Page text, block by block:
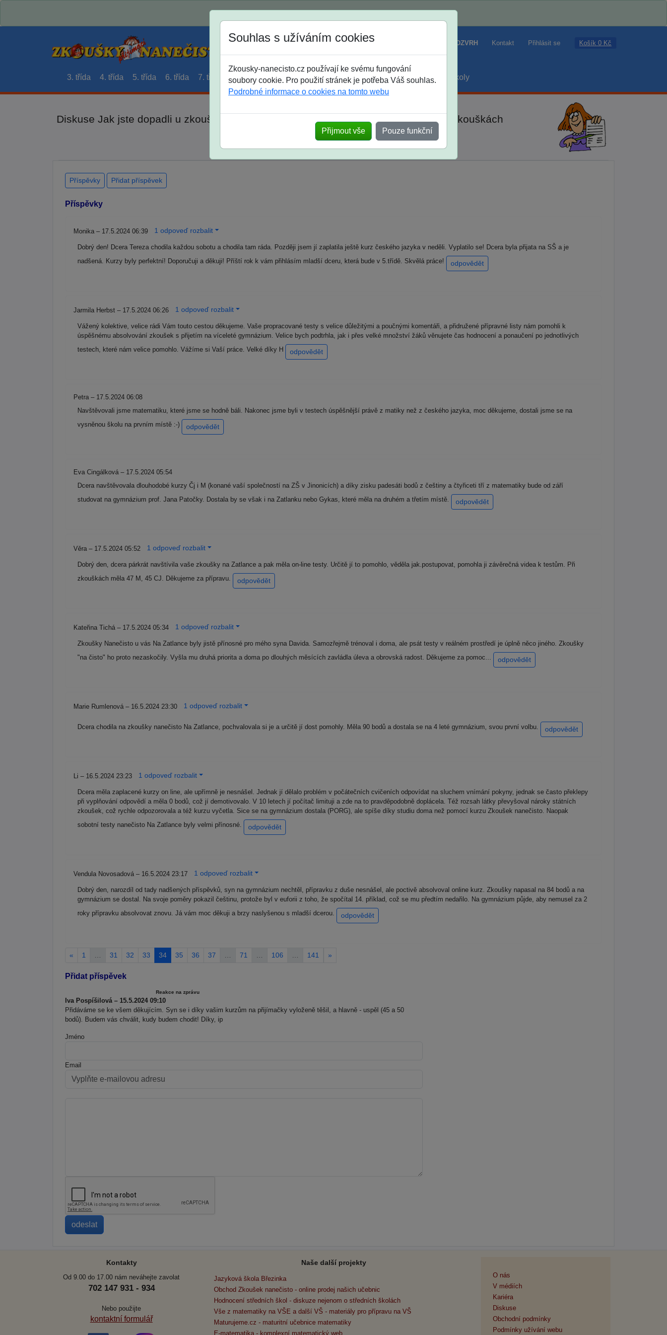
Jak si vybrat ROZVRH Kontakt Přihlásit se Košík 0 Kč
3. třída 4. třída 5. třída 6. třída 7. třída 8. třída 9. třída střední maturanti soutěže prázdniny školy
Diskuse Jak jste dopadli u zkoušek na SŠ? Vaše ohlasy po skutečných přijímacích zkouškách
Souhlas s užíváním cookies
Zkousky-nanecisto.cz používají ke svému fungování
soubory cookie. Pro použití stránek je potřeba Váš souhlas.
Podrobné informace o cookies na tomto webu
Přijmout vše Pouze funkční
Příspěvky Přidat příspěvek
Příspěvky
Monika – 17.5.2024 06:39 1 odpoveď rozbalit
Dobrý den! Dcera Tereza chodila každou sobotu a chodila tam ráda. Později jsem jí zaplatila ještě kurz českého jazyka v neděli. Vyplatilo se! Dcera byla přijata na SŠ a je
nadšená. Kurzy byly perfektní! Doporučuji a děkuji! Příští rok k vám přihlásím mladší dceru, která bude v 5.třídě. Skvělá práce!
odpovědět
Jarmila Herbst – 17.5.2024 06:26 1 odpoveď rozbalit
Vážený kolektive, velice rádi Vám touto cestou děkujeme. Vaše propracované testy s velice důležitými a poučnými komentáři, a přidružené přípravné listy nám pomohli k
úspěšnému absolvování zkoušek s přijetím na víceleté gymnázium. Velice bych podtrhla, jak i přes velké množství žáků věnujete čas hodnocení a ponaučení po jednotlivých
testech, které nám velice pomohlo. Vážíme si Vaší práce. Velké díky H
odpovědět
Petra – 17.5.2024 06:08
Navštěvovali jsme matematiku, které jsme se hodně báli. Nakonec jsme byli v testech úspěšnější právě z matiky než z českého jazyka, moc děkujeme, dostali jsme se na
vysněnou školu na prvním místě :-)
odpovědět
Eva Cingálková – 17.5.2024 05:54
Dcera navštěvovala dlouhodobé kurzy Čj i M (konané vaší společností na ZŠ v Jinonicích) a díky zisku padesáti bodů z češtiny a čtyřiceti tří z matematiky bude od září
studovat na gymnázium prof. Jana Patočky. Dostala by se však i na Zatlanku nebo Gykas, které měla na druhém a třetím místě.
odpovědět
Věra – 17.5.2024 05:52 1 odpoveď rozbalit
Dobrý den, dcera párkrát navštívila vaše zkoušky na Zatlance a pak měla on-line testy. Určitě jí to pomohlo, věděla jak.postupovat, pomohla ji závěrečná videa k testům. Při
zkouškách měla 47 M, 45 CJ. Děkujeme za přípravu.
odpovědět
Kateřina Tichá – 17.5.2024 05:34 1 odpoveď rozbalit
Zkoušky Nanečisto u vás Na Zatlance byly jistě přínosné pro mého syna Davida. Samozřejmě trénoval i doma, ale psát testy v reálném prostředí je úplně něco jiného. Zkoušky
"na čisto" ho proto nezaskočily. Vyšla mu druhá priorita a doma po dlouhých měsících zavládla úleva a obrovská radost. Děkujeme za pomoc...
odpovědět
Marie Rumlenová – 16.5.2024 23:30 1 odpoveď rozbalit
Dcera chodila na zkoušky nanečisto Na Zatlance, pochvalovala si je a určitě jí dost pomohly. Měla 90 bodů a dostala se na 4 leté gymnázium, svou první volbu. odpovědět
Li – 16.5.2024 23:23 1 odpoveď rozbalit
Dcera měla zaplacené kurzy on line, ale upřímně je nesnášel. Jednak jí dělalo problém v počátečních cvičeních odpovídat na sluchem vnímání pokyny, jednak se často překlepy
při vyplňování odpovědí a měla 0 bodů, což jí demotivovalo. V 10 letech jí počítač limituji a zde na to pravděpodobně doplácela. Též rozsah látky převyšoval nároky státních
zkoušek, což rychle odpozorovala a též kurzu vyčetla. Sice se na gymnázium dostala (PORG), ale spíše díky studiu doma než pomocí kurzu Zkoušek nanečisto. Naopak
sobotní testy nanečisto Na Zatlance byly velmi přínosné.
odpovědět
Vendula Novosadová – 16.5.2024 23:17 1 odpoveď rozbalit
Dobrý den, narozdíl od tady nadšených příspěvků, syn na gymnázium nechtěl, přípravku z duše nesnášel, ale poctivě absolvoval online kurz. Zkoušky napasal na 84 bodů a na
gymnázium se dostal. Na svoje poměry pokazil češtinu, protože byl v euforii z toho, že spočítal 14. příklad, což se mu předtím nedařilo. Na gymnázium půjde, aby nemusel za 2
roky přípravku absolvovat znovu. Já vám moc děkuji a brzy naslyšenou s mladší dcerou.
odpovědět
« 1 31 32 33 34 35 36 37 71 106 141 »
Přidat příspěvek
Reakce na zprávu
Iva Pospíšilová – 15.5.2024 09:10
Přidáváme se ke všem děkujícím. Syn se i díky vašim kurzům na přijímačky vyloženě těšil, a hlavně - uspěl (45 a 50
bodů). Budem vás chválit, kudy budem chodit! Díky, ip
Jméno
Email
Kontakty
Od 9.00 do 17.00 nám neváhejte zavolat
702 147 931 - 934
Nebo použijte
kontaktní formulář
Naše další projekty
Jazyková škola Březinka
Obchod Zkoušek nanečisto - online prodej našich učebnic
Hodnocení středních škol - diskuze nejenom o středních školách
Vše z matematiky na VŠE a další VŠ - materiály pro přípravu na VŠ
Maturujeme.cz - maturitní učebnice matematiky
E-matematika - komplexní matematický web
O nás
V médiích
Kariéra
Diskuse
Obchodní podmínky
Podmínky užívání webu